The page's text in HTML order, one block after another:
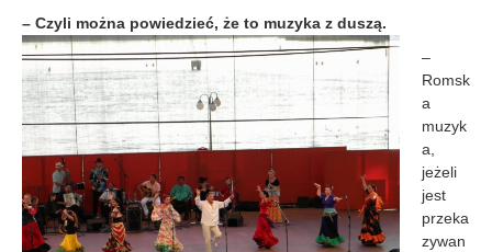
– Czyli można powiedzieć, że to muzyka z duszą.
–
Romsk
a
muzyk
a,
jeżeli
jest
przeka
zywan